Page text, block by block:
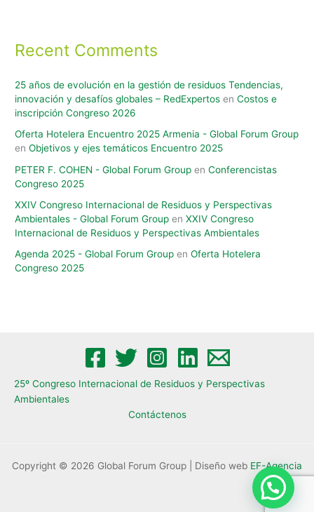
Recent Comments
25 años de evolución en la gestión de residuos Tendencias,
innovación y desafíos globales – RedExpertos enCostos e
inscripción Congreso 2026
Oferta Hotelera Encuentro 2025 Armenia - Global Forum Group
enObjetivos y ejes temáticos Encuentro 2025
PETER F. COHEN - Global Forum Group enConferencistas
Congreso 2025
XXIV Congreso Internacional de Residuos y Perspectivas
Ambientales​ - Global Forum Group enXXIV Congreso
Internacional de Residuos y Perspectivas Ambientales​
Agenda 2025 - Global Forum Group enOferta Hotelera
Congreso 2025
25º Congreso Internacional de Residuos y Perspectivas
Ambientales​
Contáctenos
Copyright © 2026 Global Forum Group | Diseño web EF-Agencia